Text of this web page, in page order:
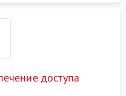
доступа